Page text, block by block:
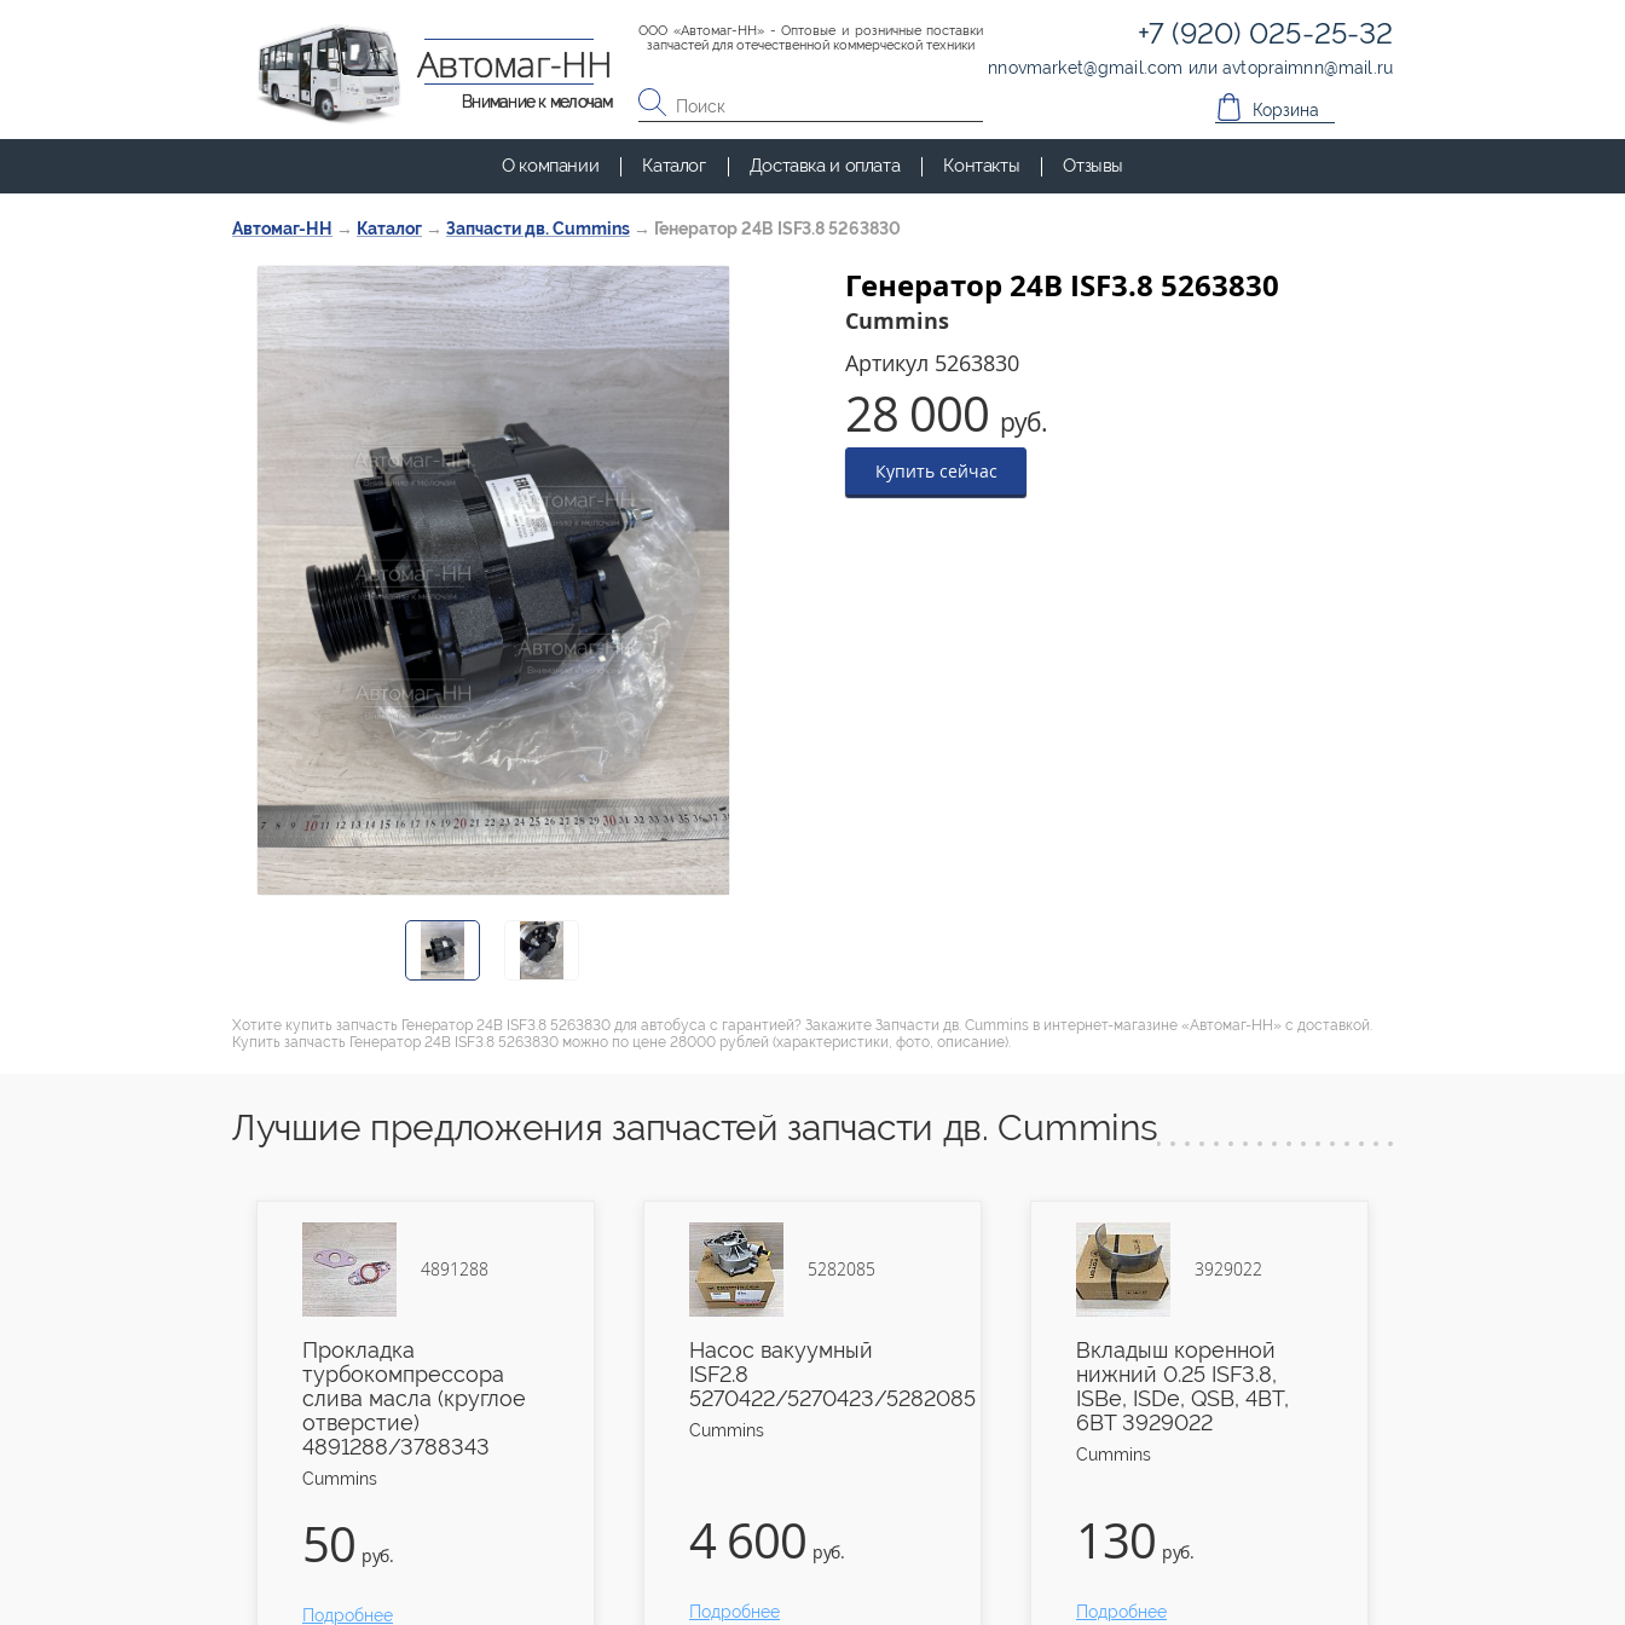
Автомаг-НН → Каталог → Запчасти дв. Cummins → Генератор 24В ISF3.8 5263830
Генератор 24В ISF3.8 5263830
Cummins
Артикул 5263830
28 000 руб.
Купить сейчас
Хотите купить запчасть Генератор 24В ISF3.8 5263830 для автобуса с гарантией? Закажите Запчасти дв. Cummins в интернет-магазине «Автомаг-НН» с доставкой.
Купить запчасть Генератор 24В ISF3.8 5263830 можно по цене 28000 рублей (характеристики, фото, описание).
Лучшие предложения запчастей запчасти дв. Cummins
4891288
Прокладка
турбокомпрессора
слива масла (круглое
отверстие)
4891288/3788343
Cummins
50 руб.
Подробнее
5282085
Насос вакуумный
ISF2.8
5270422/5270423/5282085
Cummins
4 600 руб.
Подробнее
3929022
Вкладыш коренной
нижний 0.25 ISF3.8,
ISBe, ISDe, QSB, 4BT,
6BT 3929022
Cummins
130 руб.
Подробнее
Автомаг-НН
Внимание к мелочам
ООО «Автомаг-НН» - Оптовые и розничные поставки
запчастей для отечественной коммерческой техники
+7 (920) 025-25-32
nnovmarket@gmail.com илиavtopraimnn@mail.ru
Корзина
О компании Каталог Доставка и оплата Контакты Отзывы